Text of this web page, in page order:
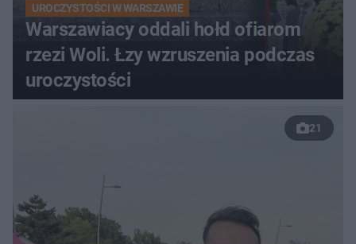
UROCZYSTOŚCI W WARSZAWIE
Warszawiacy oddali hołd ofiarom
rzezi Woli. Łzy wzruszenia podczas
uroczystości
21